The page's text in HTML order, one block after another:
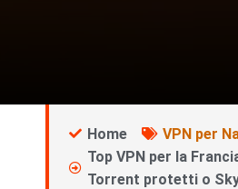
Home
VPN per
Top VPN per la
Torrent protetti o